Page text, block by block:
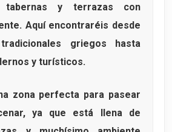
tabernas y terrazas con
Aquí encontraréis desde
griegos hasta
y turísticos.
zona perfecta para pasear
ya que está llena de